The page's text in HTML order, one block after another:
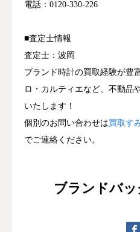
電話：0120-330-226
■査定士情報
査定士：波岡
ブランド時計の買取経験が豊
ロ・カルティエなど、不動品
いたします！
個別のお問い合わせは買取す
でご連絡ください。
ブランドバッ